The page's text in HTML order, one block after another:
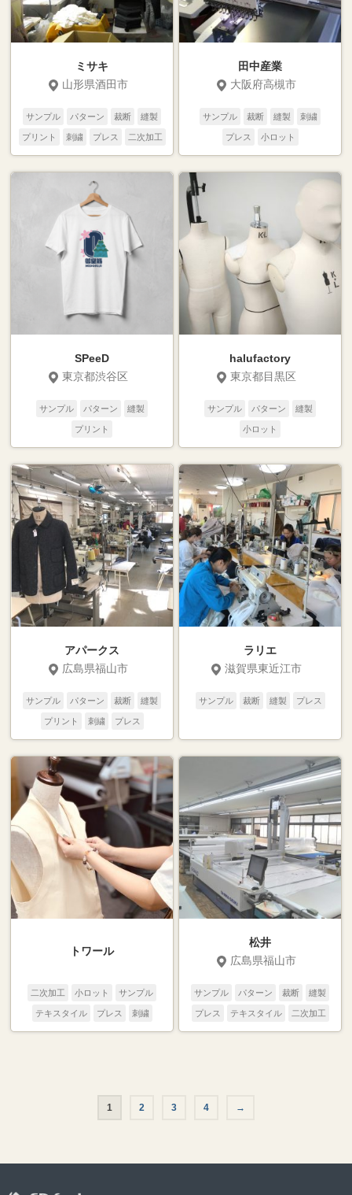
ミサキ
山形県酒田市
サンプル パターン 裁断 縫製
プリント 刺繍 プレス 二次加工
田中産業
大阪府高槻市
サンプル 裁断 縫製 刺繍
プレス 小ロット
SPeeD
東京都渋谷区
サンプル パターン 縫製
プリント
halufactory
東京都目黒区
サンプル パターン 縫製
小ロット
アパークス
広島県福山市
サンプル パターン 裁断 縫製
プリント 刺繍 プレス
テキスタイル 二次加工
ラリエ
滋賀県東近江市
サンプル 裁断 縫製 プレス
トワール
二次加工 小ロット サンプル
テキスタイル プレス 刺繍
プリント 縫製 裁断 パターン
松井
広島県福山市
サンプル パターン 裁断 縫製
プレス テキスタイル 二次加工
1 2 3 4 →